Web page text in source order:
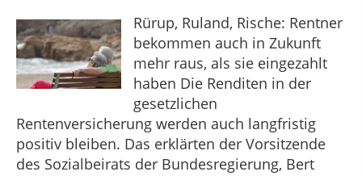
Rürup, Ruland, Rische: Rentner
bekommen auch in Zukunft
mehr raus, als sie eingezahlt
haben Die Renditen in der
gesetzlichen
Rentenversicherung werden auch langfristig
positiv bleiben. Das erklärten der Vorsitzende
des Sozialbeirats der Bundesregierung, Bert